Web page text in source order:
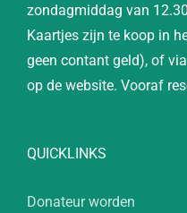
zondagmiddag van
Kaartjes zijn te koop in
geen contant geld), of
op de website. Vooraf
QUICKLINKS
Donateur worden